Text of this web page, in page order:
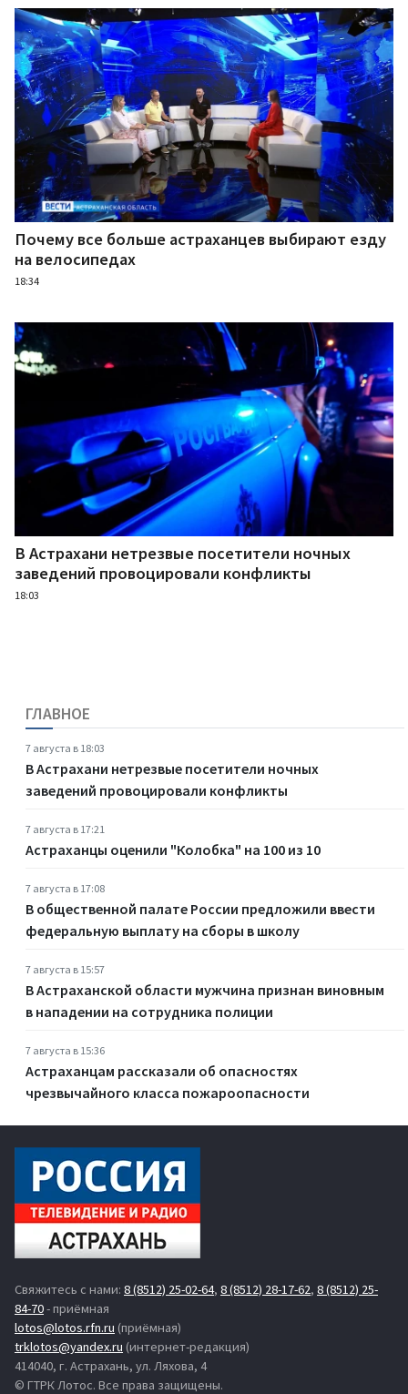
Почему все больше астраханцев выбирают езду
на велосипедах
18:34
В Астрахани нетрезвые посетители ночных
заведений провоцировали конфликты
18:03
ГЛАВНОЕ
7 августа в 18:03
В Астрахани нетрезвые посетители ночных
заведений провоцировали конфликты
7 августа в 17:21
Астраханцы оценили "Колобка" на 100 из 10
7 августа в 17:08
В общественной палате России предложили ввести
федеральную выплату на сборы в школу
7 августа в 15:57
В Астраханской области мужчина признан виновным
в нападении на сотрудника полиции
7 августа в 15:36
Астраханцам рассказали об опасностях
чрезвычайного класса пожароопасности
Свяжитесь с нами: 8 (8512) 25-02-64, 8 (8512) 28-17-62, 8 (8512) 25-
84-70- приёмная
lotos@lotos.rfn.ru (приёмная)
trklotos@yandex.ru (интернет-редакция)
414040, г. Астрахань, ул. Ляхова, 4
© ГТРК Лотос. Все права защищены.